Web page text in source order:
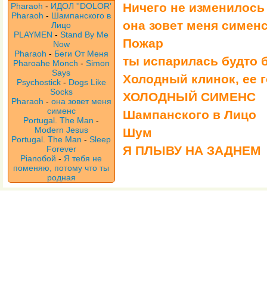
Pharaoh - ИДОЛ ''DOLOR'
Pharaoh - Шампанского в
Лицо
PLAYMEN -Stand By Me
Now
Pharaoh - Беги От Меня
Pharoahe Monch - Simon
Says
Psychostick - Dogs Like
Socks
Pharaoh - она зовет меня
сименс
Portugal. The Man -
Modern Jesus
Portugal. The Man -Sleep
Forever
Pianoбой - Я тебя не
поменяю, потому что ты
родная
Ничего не изменилось
она зовет меня
Пожар
ты испарилась будто
Холодный клинок, ее
ХОЛОДНЫЙ СИМЕНС
Шампанского в Лицо
Шум
Я ПЛЫВУ НА ЗАДНЕМ